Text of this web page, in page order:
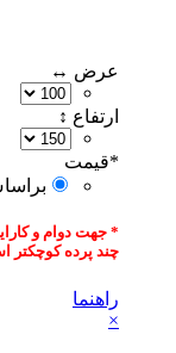
عرض ↔
ارتفاع ↕
قیمت‌
براساس
چند پرده کوچکتر
راهنما